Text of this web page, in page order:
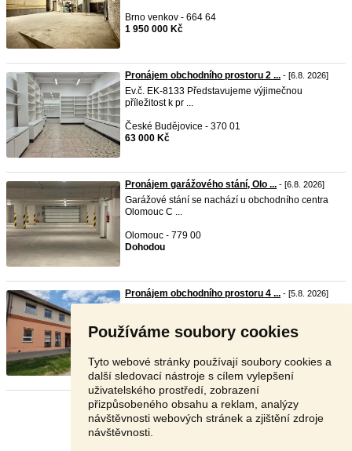
Používáme soubory cookies
Tyto webové stránky používají soubory cookies a
další sledovací nástroje s cílem vylepšení
uživatelského prostředí, zobrazení
přizpůsobeného obsahu a reklam, analýzy
návštěvnosti webových stránek a zjištění zdroje
návštěvnosti.
Brno venkov - 664 64
1 950 000 Kč
Pronájem obchodního prostoru 2 ... - [6.8. 2026]
Ev.č. EK-8133 Představujeme výjimečnou
příležitost k pr ...
České Budějovice - 370 01
63 000 Kč
Pronájem garážového stání, Olo ... - [6.8. 2026]
Garážové stání se nachází u obchodního centra
Olomouc C ...
Olomouc - 779 00
Dohodou
Pronájem obchodního prostoru 4 ... - [5.8. 2026]
14 800 Kč
Stránka: 1 2 3 Další